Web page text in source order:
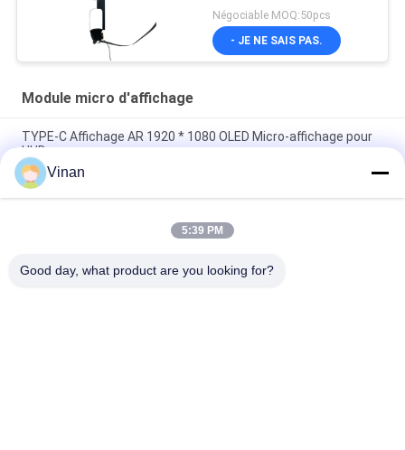
de vision de 40° et
contraste élevé de 200:1
pour applications AR/VR
Négociable MOQ:50pcs
- JE NE SAIS PAS.
Module micro d'affichage
TYPE-C Affichage AR 1920 * 1080 OLED Micro-affichage pour
HUD
Plein HD Sony module micro flexible d'affichage de l'écran
monoculaire OLED de 0,7 pouces pour le casque de l'AR
Module micro d'affichage de plat d'entraînement, petite taille
Vinan
5:39 PM
Good day, what product are you looking for?